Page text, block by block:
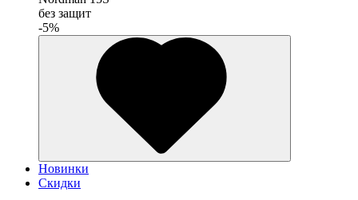
без защит
-5%
Новинки
Скидки